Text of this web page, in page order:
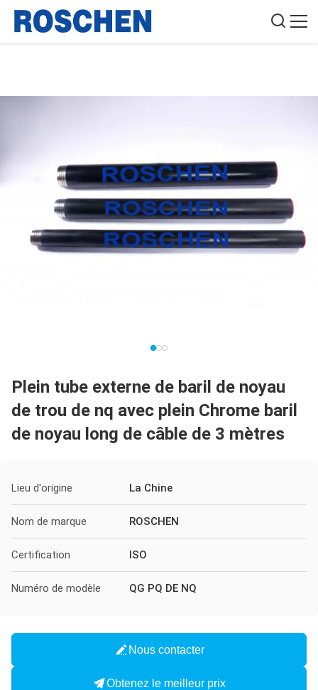
Plein tube externe de baril de noyau
de trou de nq avec plein Chrome baril
de noyau long de câble de 3 mètres
Lieu d'origine La Chine
Nom de marque ROSCHEN
Certification ISO
Numéro de modèle QG PQ DE NQ
Nous contacter
Obtenez le meilleur prix